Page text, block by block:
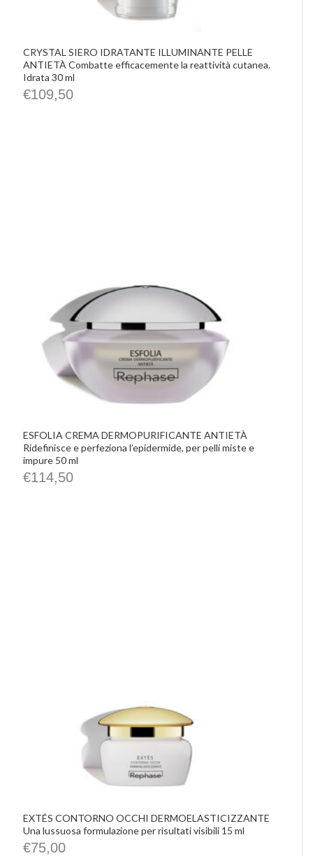
CRYSTAL SIERO IDRATANTE ILLUMINANTE PELLE
ANTIETÀ Combatte efficacemente la reattività cutanea.
Idrata 30 ml
€109,50
ESFOLIA CREMA DERMOPURIFICANTE ANTIETÀ
Ridefinisce e perfeziona l’epidermide, per pelli miste e
impure 50 ml
€114,50
EXTÉS CONTORNO OCCHI DERMOELASTICIZZANTE
Una lussuosa formulazione per risultati visibili 15 ml
€75,00